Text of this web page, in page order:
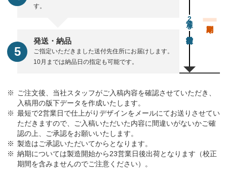
す。
発送・納品
ご指定いただきました送付先住所にお届けします。
10月までは納品日の指定も可能です。
通常23営業日後出荷
ご注文後、当社スタッフがご入稿内容を確認させていただき、
入稿用の版下データを作成いたします。
最短で2営業日で仕上がりデザインをメールにてお送りさせてい
ただきますので、ご入稿いただいた内容に間違いがないかご確
認の上、ご承認をお願いいたします。
製造はご承認いただいてからとなります。
納期については製造開始から23営業日後出荷となります（校正
期間を含みませんのでご注意ください）。